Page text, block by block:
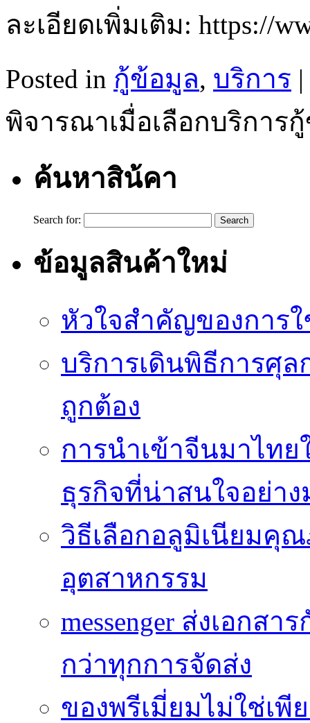
ละเอียดเพิ่มเติม: https://
Posted in กู้ข้อมูล, บริการ |
พิจารณาเมื่อเลือกบริการ
ค้นหาสิน้คา
Search for:
ข้อมูลสินค้าใหม่
หัวใจสำคัญของการ
บริการเดินพิธีการศุล
ถูกต้อง
การนำเข้าจีนมาไท
ธุรกิจที่น่าสนใจอย่าง
วิธีเลือกอลูมิเนียมคุ
อุตสาหกรรม
messenger ส่งเอกส
กว่าทุกการจัดส่ง
ของพรีเมี่ยมไม่ใช่เพี